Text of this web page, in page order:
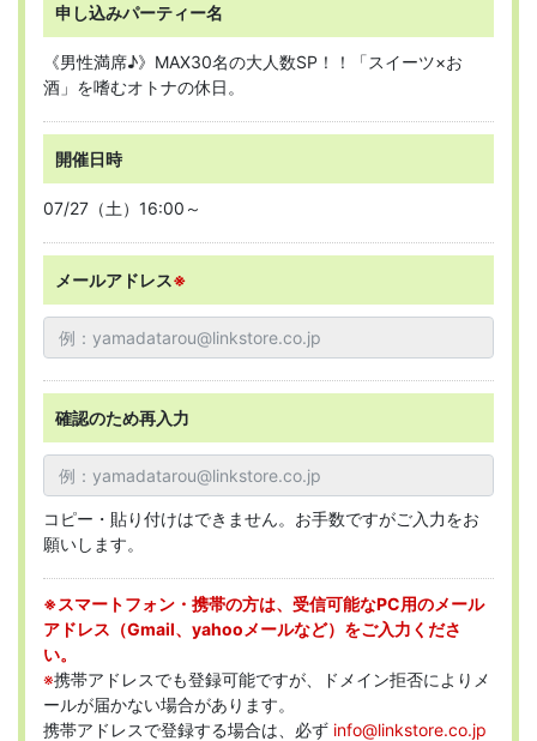
申し込みパーティー名
《男性満席♪》MAX30名の大人数SP！！「スイーツ×お
酒」を嗜むオトナの休日。
開催日時
07/27（土）16:00～
メールアドレス※
確認のため再入力
コピー・貼り付けはできません。お手数ですがご入力をお
願いします。
※スマートフォン・携帯の方は、受信可能なPC用のメール
アドレス（Gmail、yahooメールなど）をご入力くださ
い。
※携帯アドレスでも登録可能ですが、ドメイン拒否によりメ
ールが届かない場合があります。
携帯アドレスで登録する場合は、必ず info@linkstore.co.jp